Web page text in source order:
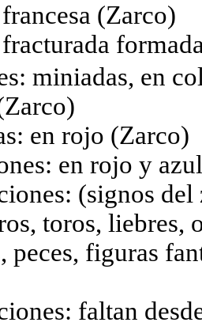
(Zarco)
miniadas, en
en rojo (Zarco)
en rojo y
(signos
toros, liebres,
peces, figuras
faltan